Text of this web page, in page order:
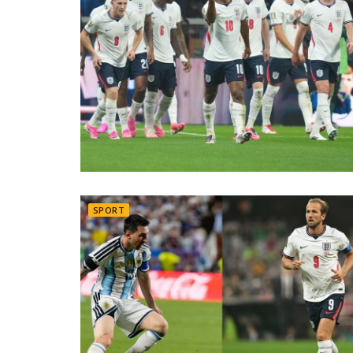
SPORT